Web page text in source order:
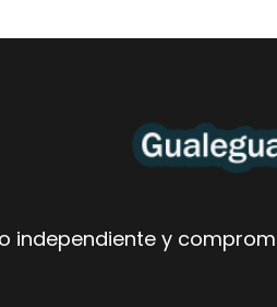
independiente y